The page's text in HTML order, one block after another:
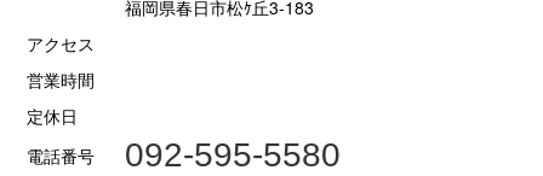
福岡県春日市松ｹ丘3-183
アクセス
営業時間
定休日
電話番号
092-595-5580